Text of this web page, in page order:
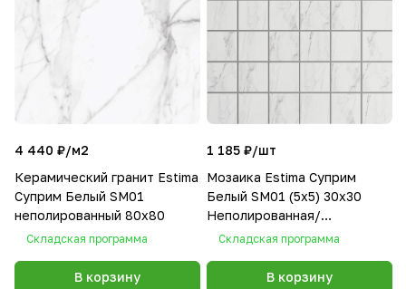
4 440 ₽/м2
Керамический гранит Estima
Суприм Белый SM01
неполированный 80x80
Складская программа
В корзину
1 185 ₽/шт
Мозаика Estima Суприм
Белый SM01 (5x5) 30x30
Неполированная/
Полированная
Складская программа
В корзину